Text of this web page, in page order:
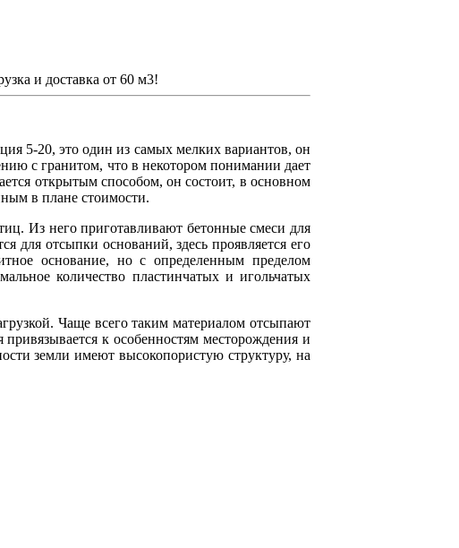
и доставка от 60 м3!
5-20, это один из самых мелких вариантов, он
с гранитом, что в некотором понимании дает
открытым способом, он состоит, в основном
в плане стоимости.
Из него приготавливают бетонные смеси для
для отсыпки оснований, здесь проявляется его
основание, но с определенным пределом
количество пластинчатых и игольчатых
Чаще всего таким материалом отсыпают
к особенностям месторождения и
земли имеют высокопористую структуру, на